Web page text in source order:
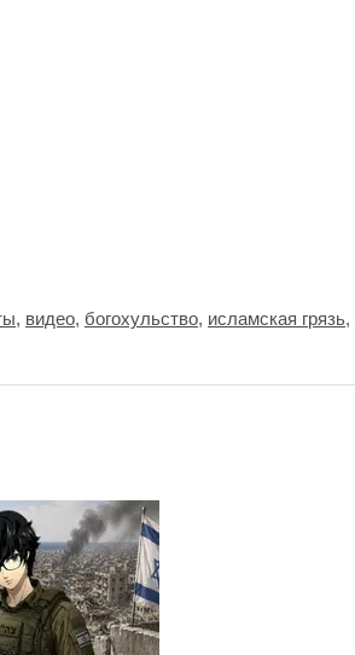
, видео, богохульство, исламская грязь,